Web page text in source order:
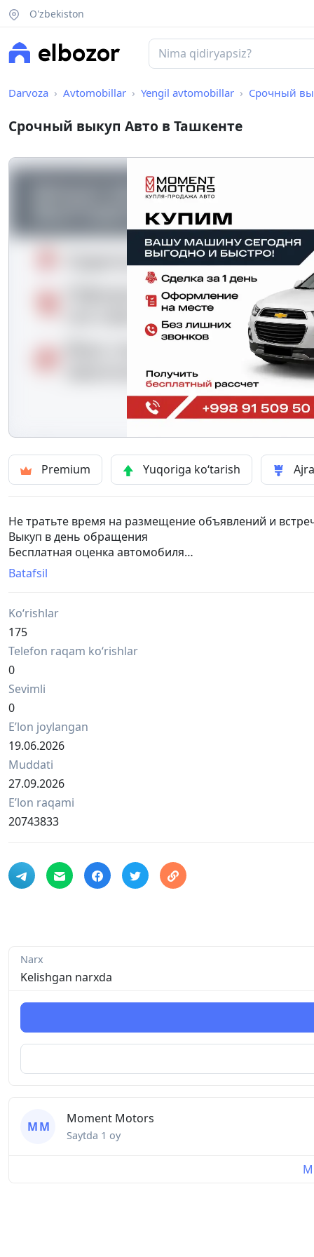
O'zbekiston
Darvoza Avtomobillar Yengil avtomobillar Срочный
Срочный выкуп Авто в Ташкенте
Premium Yuqoriga ko‘tarish
Не тратьте время на размещение объявлений и
Выкуп в день обращения
Бесплатная оценка автомобиля
Выкуп автомобилей любых марок и моделей
Полное сопровождение и оформление документов
Работаем 7 дней в неделю
Мы предлагаем честную цену и выкуп в день
Звоните прямо сейчас!
📞+998 91 509 50 99
📍 Ташкент
Batafsil
Ko‘rishlar
175
Telefon raqam ko‘rishlar
0
Sevimli
0
Eʼlon joylangan
19.06.2026
Muddati
27.09.2026
Eʼlon raqami
20743833
Narx
Kelishgan narxda
M M
Moment Motors
Saytda 1 oy